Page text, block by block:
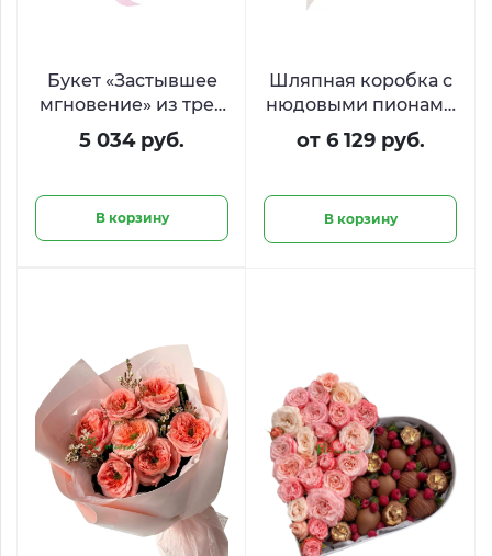
Букет «Застывшее
мгновение» из трех
пышных розовых
пионов
5 034 руб.
В корзину
Шляпная коробка с
нюдовыми пионами
«Чарующий образ»
от 6 129 руб.
В корзину